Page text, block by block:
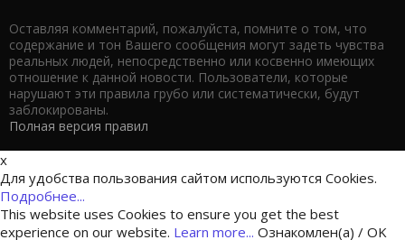
Оставляя комментарий, пожалуйста, помните о том, что
содержание и тон Вашего сообщения могут задеть чувства
реальных людей, непосредственно или косвенно имеющих
отношение к данной новости. Пользователи, которые
нарушают эти правила грубо или систематически, будут
заблокированы.
Полная версия правил
x
Для удобства пользования сайтом используются Cookies.
Подробнее...
This website uses Cookies to ensure you get the best
experience on our website. Learn more... Ознакомлен(а) / OK